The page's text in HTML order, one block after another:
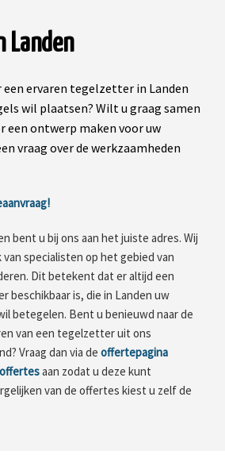
Landen
een ervaren tegelzetter in Landen
wil plaatsen? Wilt u graag samen
ontwerp maken voor uw
vraag over de werkzaamheden
bent u bij ons aan het juiste adres. Wij
specialisten op het gebied van
Dit betekent dat er altijd een
beschikbaar is, die in Landen uw
betegelen. Bent u benieuwd naar de
van een tegelzetter uit ons
Vraag dan via de offertepagina
aan zodat u deze kunt
van de offertes kiest u zelf de